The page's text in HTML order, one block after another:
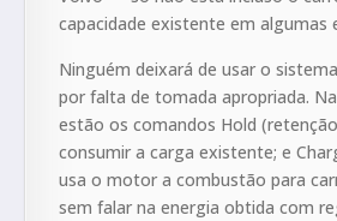
capacidade existente em algumas
Ninguém deixará de usar o
por falta de tomada apropriada.
estão os comandos Hold
consumir a carga existente; e
usa o motor a combustão para
sem falar na energia obtida com